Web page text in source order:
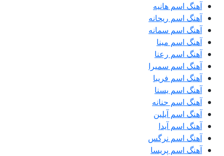
آهنگ اسم هانیه
آهنگ اسم ریحانه
آهنگ اسم سمانه
آهنگ اسم مینا
آهنگ اسم رعنا
آهنگ اسم سمیرا
آهنگ اسم فریبا
آهنگ اسم یسنا
آهنگ اسم حنانه
آهنگ اسم آیلین
آهنگ اسم آیدا
آهنگ اسم نرگس
آهنگ اسم پریسا